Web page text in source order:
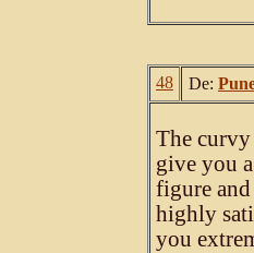
48 De:
The
give you
figure
highly
you